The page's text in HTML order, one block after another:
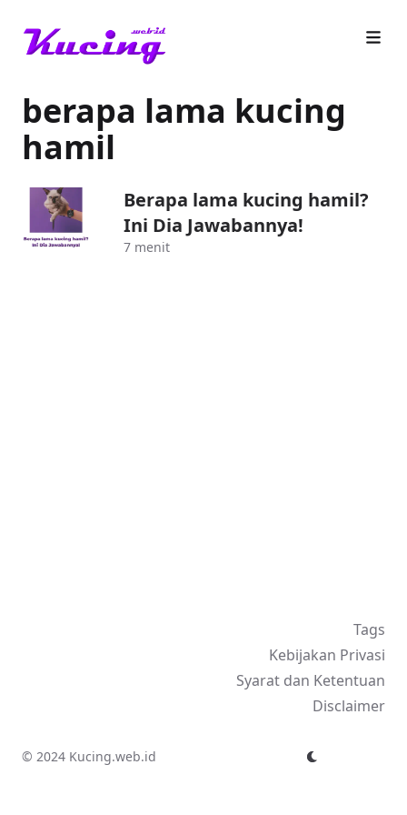
berapa lama kucing
hamil
Berapa lama kucing hamil?
Ini Dia Jawabannya!
7 menit
Tags
Kebijakan Privasi
Syarat dan Ketentuan
Disclaimer
© 2024 Kucing.web.id